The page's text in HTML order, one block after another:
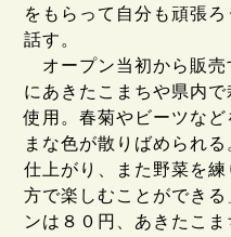
をもらって自分も頑張
話す。
オープン当初から販売
にあきたこまちや県内
使用。春菊やビーツな
まな色が散りばめられ
仕上がり、また野菜を
方で楽しむことができ
ンは８０円、あきたこ